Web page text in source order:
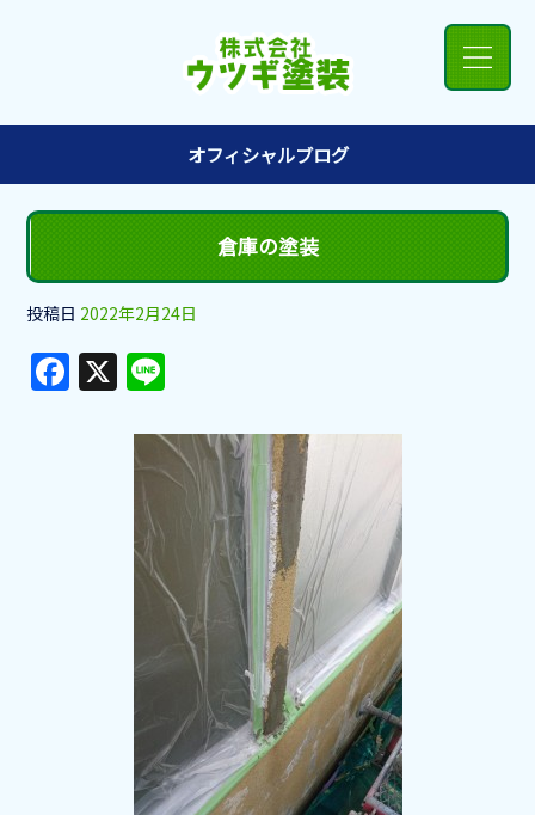
オフィシャルブログ
倉庫の塗装
投稿日 2022年2月24日
F
a
X
e